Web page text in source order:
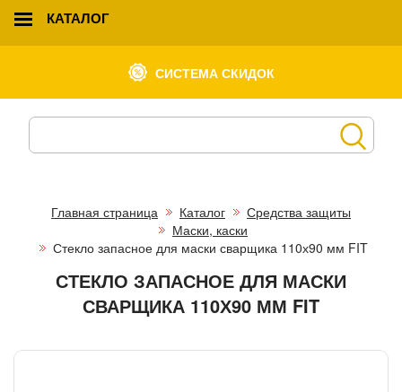
КАТАЛОГ
СИСТЕМА СКИДОК
Главная страница Каталог
Средства защиты
Маски, каски
Стекло запасное для маски сварщика 110х90 мм FIT
СТЕКЛО ЗАПАСНОЕ ДЛЯ МАСКИ
СВАРЩИКА 110Х90 ММ FIT